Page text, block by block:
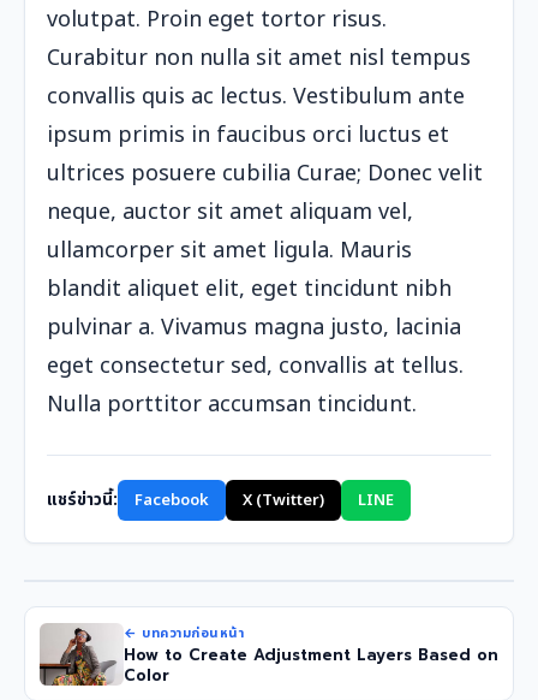
volutpat. Proin eget tortor risus.
Curabitur non nulla sit amet nisl tempus
convallis quis ac lectus. Vestibulum ante
ipsum primis in faucibus orci luctus et
ultrices posuere cubilia Curae; Donec velit
neque, auctor sit amet aliquam vel,
ullamcorper sit amet ligula. Mauris
blandit aliquet elit, eget tincidunt nibh
pulvinar a. Vivamus magna justo, lacinia
eget consectetur sed, convallis at tellus.
Nulla porttitor accumsan tincidunt.
แชร์ข่าวนี้: Facebook X (Twitter) LINE
← บทความก่อนหน้า
How to Create Adjustment Layers Based on
Color